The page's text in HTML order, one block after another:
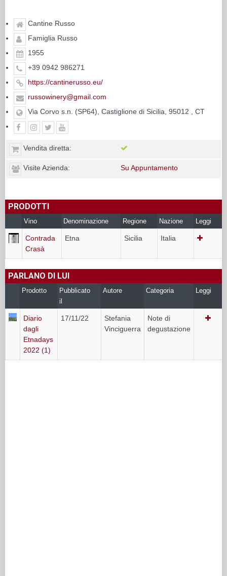
Cantine Russo
Famiglia Russo
1955
+39 0942 986271
https://cantinerusso.eu/
russowinery@gmail.com
Via Corvo s.n. (SP64), Castiglione di Sicilia, 95012 , CT
Vendita diretta:
Visite Azienda: Su Appuntamento
PRODOTTI
Vino Denominazione Regione Nazione Leggi
Contrada
Crasà
Etna Sicilia Italia
PARLANO DI LUI
Prodotto
Pubblicato
il
Autore Categoria Leggi
Diario
dagli
Etnadays
2022 (1)
17/11/22
Stefania
Vinciguerra
Note di
degustazione